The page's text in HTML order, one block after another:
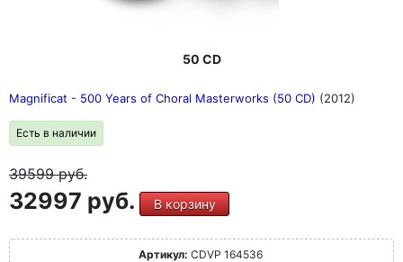
50 CD
Magnificat - 500 Years of Choral Masterworks (50 CD) (2012)
Есть в наличии
39599руб.
32997 руб. В корзину
Артикул: CDVP 164536